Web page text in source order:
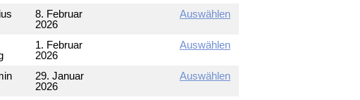
8. Februar
2026
Auswählen
1. Februar
2026
Auswählen
29. Januar
2026
Auswählen